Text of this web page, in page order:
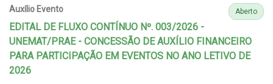
Auxílio Evento Aberto
EDITAL DE FLUXO CONTÍNUO Nº. 003/2026 -
UNEMAT/PRAE - CONCESSÃO DE AUXÍLIO FINANCEIRO
PARA PARTICIPAÇÃO EM EVENTOS NO ANO LETIVO DE
2026